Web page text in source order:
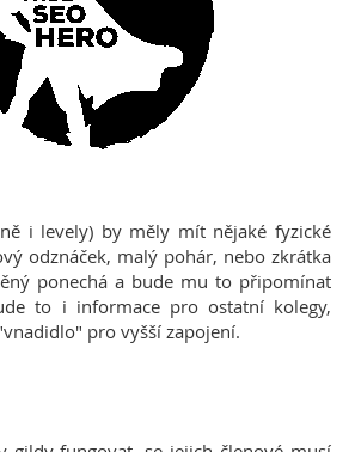
i levely) by měly mít nějaké fyzické
odznáček, malý pohár, nebo zkrátka
ponechá a bude mu to připomínat
to i informace pro ostatní kolegy,
pro vyšší zapojení.